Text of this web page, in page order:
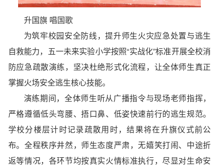
升国旗 唱国歌
为筑牢校园安全防线，提升师生火灾应急处置与逃生
自救能力，五一未来实验小学按照“实战化”标准开展全校消
防应急疏散演练，坚决杜绝形式化流程，让全体师生真正
掌握火场安全逃生核心技能。
演练期间，全体师生听从广播指令与现场老师指挥，
严格遵循低头弯腰、捂口鼻、低姿快速前行的逃生规范。
学校分楼层计时记录疏散用时，结果将在升旗仪式前公
布。全程秩序井然，师生态度严肃，无嬉笑打闹、中途折
返等情况，各环节均按真实火情标准执行，尽显对生命安